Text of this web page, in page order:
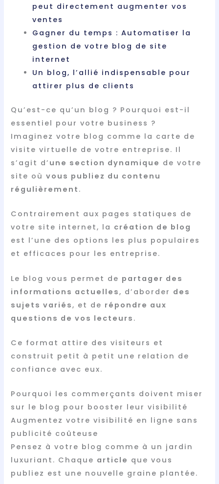
peut directement augmenter vos
ventes
Gagner du temps : Automatiser la
gestion de votre blog de site
internet
Un blog, l’allié indispensable pour
attirer plus de clients
Qu’est-ce qu’un blog ? Pourquoi est-il
essentiel pour votre business ?
Imaginez votre blog comme la carte de
visite virtuelle de votre entreprise. Il
s’agit d’ une section dynamique de votre
site oùvous publiez du contenu
régulièrement .
Contrairement aux pages statiques de
votre site internet, la création de blog
est l’une des options les plus populaires
et efficaces pour les entreprise.
Le blog vous permet de partager des
informations actuelles, d’aborder des
sujets variés, et de répondre aux
questions de vos lecteurs .
Ce format attire des visiteurs et
construit petit à petit une relation de
confiance avec eux.
Pourquoi les commerçants doivent miser
sur le blog pour booster leur visibilité
Augmentez votre visibilité en ligne sans
publicité coûteuse
Pensez à votre blog comme à un jardin
luxuriant. Chaque article que vous
publiez est une nouvelle graine plantée.